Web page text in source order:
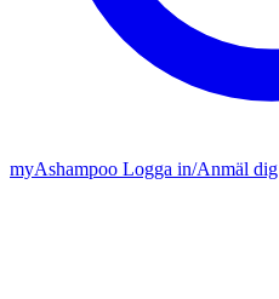
myAshampoo Logga in/Anmäl dig